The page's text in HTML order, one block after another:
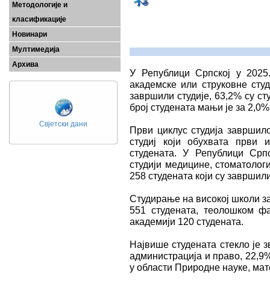
Методологије и
класификације
Новинари
Мултимедија
Архива
Свјетски дани
У Републици Српској у
академске или струковне
завршили студије, 63,2% су
број студената мањи је за
Први циклус студија
студиј који обухвата први
студената. У Републици
студији медицине,
258 студената који су
Студирање на високој школи
551 студената, теолошком
академији 120 студената.
Највише студената стекло
администрација и право,
у области Природне науке,